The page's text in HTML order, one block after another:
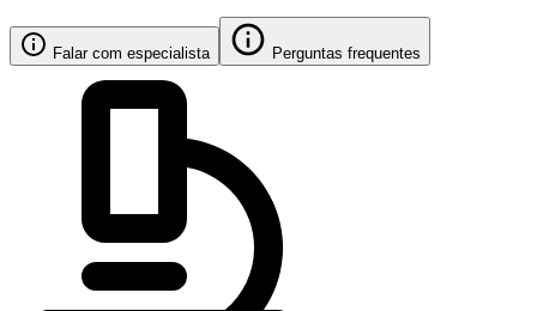
Falar com especialista Perguntas frequentes